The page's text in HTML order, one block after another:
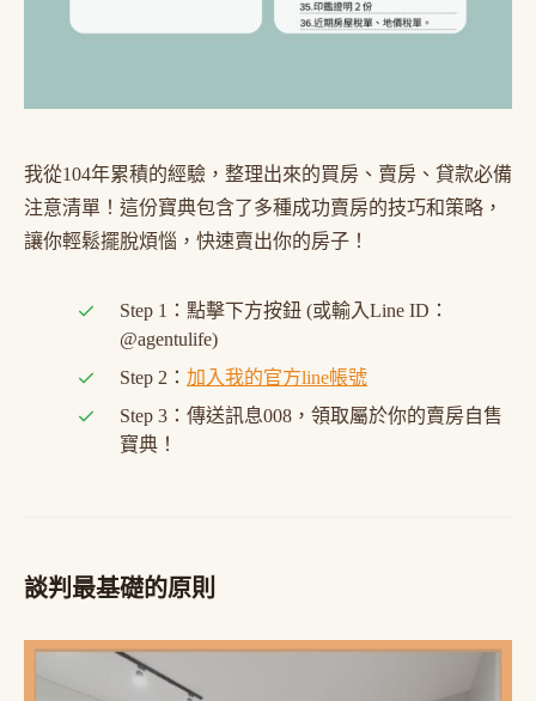
我從104年累積的經驗，整理出來的買房、賣房、貸款必備
注意清單！這份寶典包含了多種成功賣房的技巧和策略，
讓你輕鬆擺脫煩惱，快速賣出你的房子！
Step 1：點擊下方按鈕 (或輸入Line ID：
@agentulife)
Step 2： 加入我的官方line帳號
Step 3：傳送訊息008，領取屬於你的賣房自售
寶典！
談判最基礎的原則